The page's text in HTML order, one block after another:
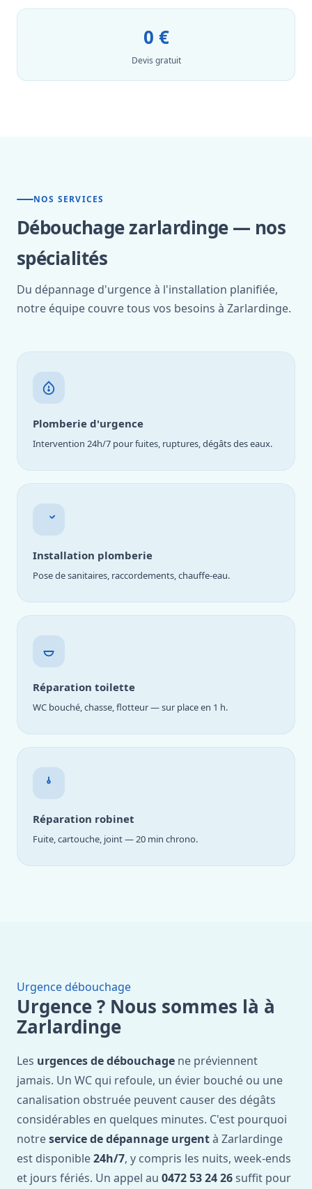
0 €
Devis gratuit
NOS SERVICES
Débouchage zarlardinge — nos
spécialités
Du dépannage d'urgence à l'installation planifiée,
notre équipe couvre tous vos besoins à Zarlardinge.
Plomberie d'urgence
Intervention 24h/7 pour fuites, ruptures, dégâts des eaux.
Installation plomberie
Pose de sanitaires, raccordements, chauffe-eau.
Réparation toilette
WC bouché, chasse, flotteur — sur place en 1 h.
Réparation robinet
Fuite, cartouche, joint — 20 min chrono.
Urgence débouchage
Urgence ? Nous sommes là à
Zarlardinge
Les urgences de débouchage ne préviennent
jamais. Un WC qui refoule, un évier bouché ou une
canalisation obstruée peuvent causer des dégâts
considérables en quelques minutes. C'est pourquoi
notreservice de dépannage urgentà Zarlardinge
est disponible24h/7, y compris les nuits, week-ends
et jours fériés. Un appel au 0472 53 24 26 suffit pour